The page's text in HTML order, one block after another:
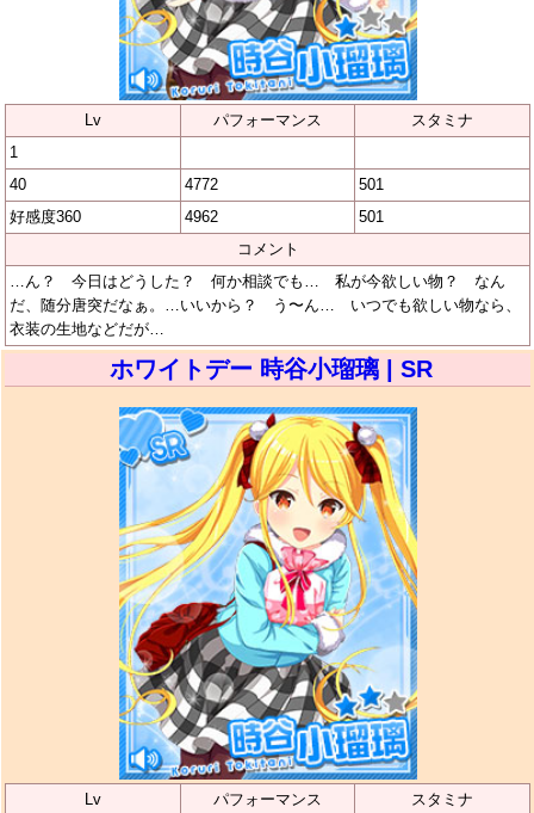
Lv パフォーマンス
スタミナ
1
40
4772
501
好感度360
4962
501
コメント
…ん？ 今日はどうした？ 何か相談でも… 私が今欲しい物？ なん
だ、随分唐突だなぁ。…いいから？ う〜ん… いつでも欲しい物なら、
衣装の生地などだが…
ホワイトデー 時谷小瑠璃 | SR
Lv パフォーマンス
スタミナ